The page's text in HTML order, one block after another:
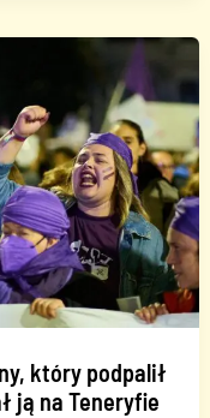
który podpalił
ją na Teneryfie